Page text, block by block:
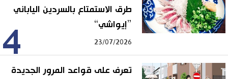
4
طرق الاستمتاع بالسردين الياباني
”إيواشي“
23/07/2026
تعرف على قواعد المرور الجديدة